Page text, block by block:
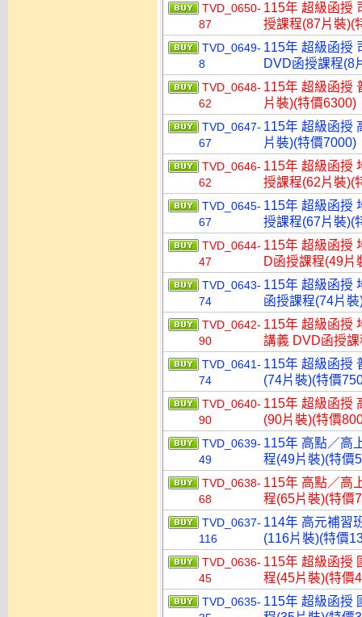
TVD_0650-
87
115年 超級函授
授課程(87片裝)(
TVD_0649-
8
115年 超級函授
DVD函授課程(8
TVD_0648-
62
115年 超級函授
片裝)(特價6300)
TVD_0647-
67
115年 超級函授
片裝)(特價7000)
TVD_0646-
62
115年 超級函授
授課程(62片裝)(
TVD_0645-
67
115年 超級函授
授課程(67片裝)(
TVD_0644-
47
115年 超級函授
D函授課程(49片
TVD_0643-
74
115年 超級函授
函授課程(74片
TVD_0642-
90
115年 超級函授
講義 DVD函授
TVD_0641-
74
115年 超級函授
(74片裝)(特價
TVD_0640-
90
115年 超級函授
(90片裝)(特價
TVD_0639-
49
115年 高點／高
程(49片裝)(特價
TVD_0638-
68
115年 高點／高
程(65片裝)(特價
TVD_0637-
116
114年 高元補習
(116片裝)(特價
TVD_0636-
45
115年 超級函授
程(45片裝)(特價
TVD_0635- 115年 超級函授